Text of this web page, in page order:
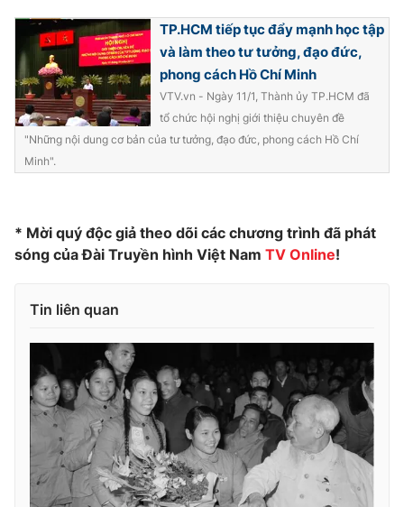
Video Shorts video
VTV Money VTV Thể thao
VTV Sức khoẻ Bất động sản
VTV4 Vươn mình bằng AI
VTV9
Liên hệ tòa soạn
THỜI BÁO VTV
TP.HCM tiếp tục đẩy mạnh học tập
và làm theo tư tưởng, đạo đức,
phong cách Hồ Chí Minh
VTV.vn - Ngày 11/1, Thành ủy TP.HCM đã
tổ chức hội nghị giới thiệu chuyên đề
"Những nội dung cơ bản của tư tưởng, đạo đức, phong cách Hồ Chí
Minh".
* Mời quý độc giả theo dõi các chương trình đã phát
sóng của Đài Truyền hình Việt Nam TV Online!
Tin liên quan